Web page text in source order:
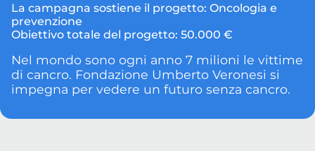
La campagna sostiene il progetto: Oncologia e
prevenzione
Obiettivo totale del progetto: 50.000 €
Nel mondo sono ogni anno 7 milioni le vittime
di cancro. Fondazione Umberto Veronesi si
impegna per vedere un futuro senza cancro.